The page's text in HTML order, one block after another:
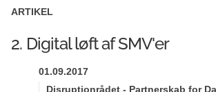
ARTIKEL
2. Digital løft af SMV'er
01.09.2017
Disruptionrådet - Partnerskab for